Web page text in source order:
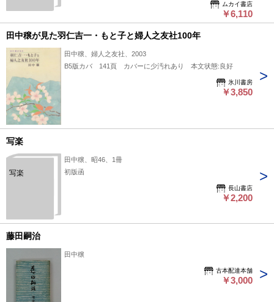
ムカイ書店
￥6,110
田中穣が見た羽仁吉一・もと子と婦人之友社100年
田中穣、婦人之友社、2003
B5版カバ 141頁 カバーに少汚れあり 本文状態:良好
氷川書房
￥3,850
写楽
写楽
田中穣、昭46、1冊
初版函
長山書店
￥2,200
藤田嗣治
田中穣
古本配達本舗
￥3,000